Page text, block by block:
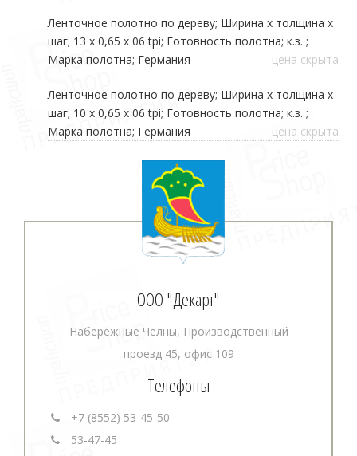
Ленточное полотно по дереву; Ширина х толщина х
шаг; 13 х 0,65 х 06 tpi; Готовность полотна; к.з. ;
Марка полотна; Германия
цена скрыта
Ленточное полотно по дереву; Ширина х толщина х
шаг; 10 х 0,65 х 06 tpi; Готовность полотна; к.з. ;
Марка полотна; Германия
цена скрыта
ООО "Декарт"
Набережные Челны, Производственный
проезд 45, офис 109
Телефоны
+7 (8552) 53-45-50
53-47-45